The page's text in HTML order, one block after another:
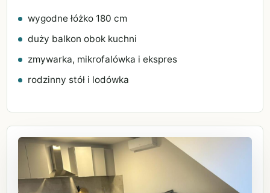
wygodne łóżko 180 cm
duży balkon obok kuchni
zmywarka, mikrofalówka i ekspres
rodzinny stół i lodówka